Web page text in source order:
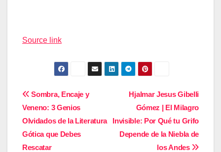
de
Source link
Navegación
de
entradas
Hjalmar Jesus Gibelli
Gómez | El Milagro
Invisible: Por Qué tu Grifo
Depende de la Niebla de
los Andes
Sombra, Encaje y
Veneno: 3 Genios
Olvidados de la Literatura
Gótica que Debes
Rescatar